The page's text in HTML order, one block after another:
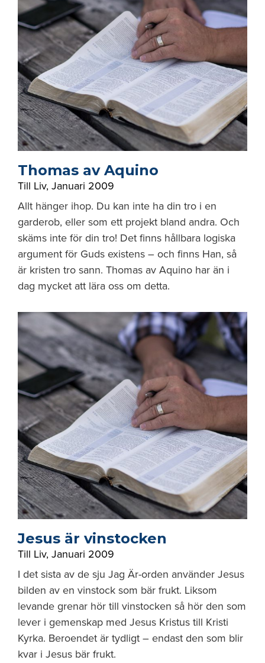
Thomas av Aquino
Till Liv, Januari 2009
Allt hänger ihop. Du kan inte ha din tro i en
garderob, eller som ett projekt bland andra. Och
skäms inte för din tro! Det finns hållbara logiska
argument för Guds existens – och finns Han, så
är kristen tro sann. Thomas av Aquino har än i
dag mycket att lära oss om detta.
Jesus är vinstocken
Till Liv, Januari 2009
I det sista av de sju Jag Är-orden använder Jesus
bilden av en vinstock som bär frukt. Liksom
levande grenar hör till vinstocken så hör den som
lever i gemenskap med Jesus Kristus till Kristi
Kyrka. Beroendet är tydligt – endast den som blir
kvar i Jesus bär frukt.